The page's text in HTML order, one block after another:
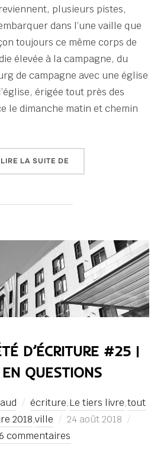
plusieurs pistes,
dans l’une vaille que
toujours ce même corps de
élevée à la campagne, du
de campagne avec une église
érigée tout près des
le dimanche matin et chemin
LIRE LA SUITE DE« TOUT UN ÉTÉ
D’ÉCRITURE #25 |
QUESTIONS
écriture,Le tiers livre,tout
2018,ville
Publié
le
24 août 2018
commentaires